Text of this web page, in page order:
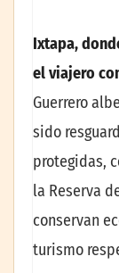
Ixtapa,
el viajero
Guerrero
sido
protegidas,
la Reserva
conservan
turismo